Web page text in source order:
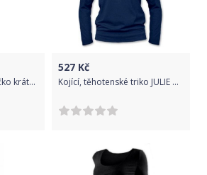
Těhotenské i kojící tričko krátký rukáv - KAPUCE tmavě modré - BeMaaMaa velikost S/M
527 Kč
Kojící, těhotenské triko JULIE dl. rukáv - jeans , Velikosti těh. moda S/M